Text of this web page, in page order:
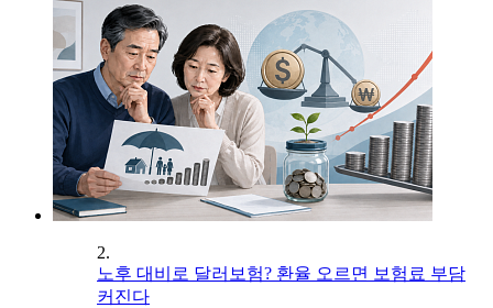
2.
노후 대비로 달러보험? 환율 오르면 보험료 부담
커진다